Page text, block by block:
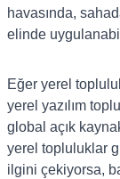
havasında,
elinde
Eğer yerel
yerel yazılım
global açık
yerel topluluklar
ilgini çekiyorsa,